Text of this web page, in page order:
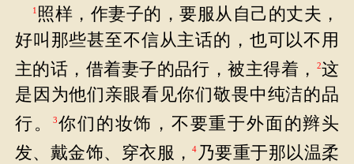
1 照样，作妻子的，要服从自己的丈夫，
好叫那些甚至不信从主话的，也可以不用
主的话，借着妻子的品行，被主得着，
2这
是因为他们亲眼看见你们敬畏中纯洁的品
行。
3你们的妆饰，不要重于外面的辫头
发、戴金饰、穿衣服，4 乃要重于那以温柔